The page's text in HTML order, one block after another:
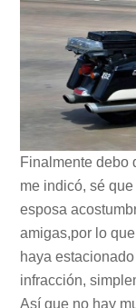
Finalmente debo
me indicó, sé
esposa
amigas,por lo
haya
infracción,
Así que no hay